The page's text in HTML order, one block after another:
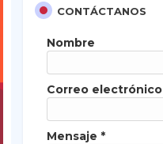
CONTÁCTANOS
Nombre
Correo electrónico
Mensaje *